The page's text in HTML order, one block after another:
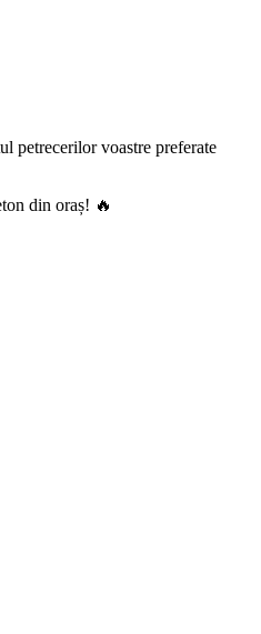
petrecerilor voastre preferate
din oraș! 🔥